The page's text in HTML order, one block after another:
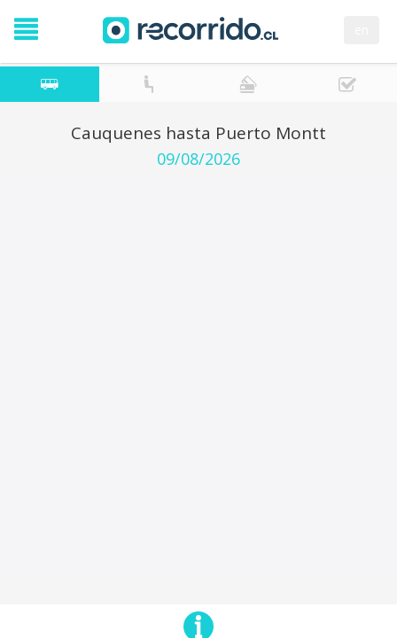
Cauquenes hasta Puerto Montt
09/08/2026